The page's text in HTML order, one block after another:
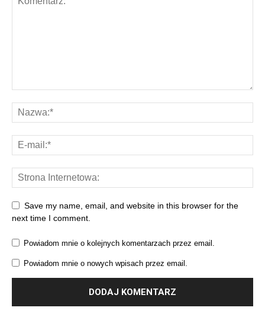
Save my name, email, and website in this browser for the
next time I comment.
Powiadom mnie o kolejnych komentarzach przez email.
Powiadom mnie o nowych wpisach przez email.